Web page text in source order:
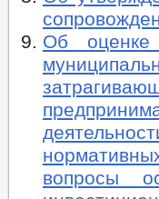
Об оценке
вопросы